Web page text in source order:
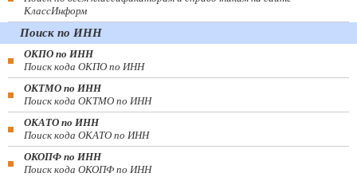
КлассИнформ
Поиск по ИНН
ОКПО по ИНН
Поиск кода ОКПО по ИНН
ОКТМО по ИНН
Поиск кода ОКТМО по ИНН
ОКАТО по ИНН
Поиск кода ОКАТО по ИНН
ОКОПФ по ИНН
Поиск кода ОКОПФ по ИНН